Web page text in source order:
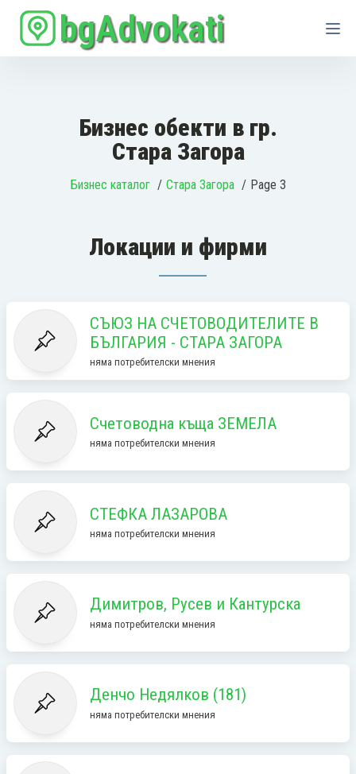
bgAdvokati
Бизнес обекти в гр.
Стара Загора
Бизнес каталог Стара Загора Page 3
Локации и фирми
СЪЮЗ НА СЧЕТОВОДИТЕЛИТЕ В
БЪЛГАРИЯ - СТАРА ЗАГОРА
няма потребителски мнения
Счетоводна къща ЗЕМЕЛА
няма потребителски мнения
СТЕФКА ЛАЗАРОВА
няма потребителски мнения
Димитров, Русев и Кантурска
няма потребителски мнения
Денчо Недялков (181)
няма потребителски мнения